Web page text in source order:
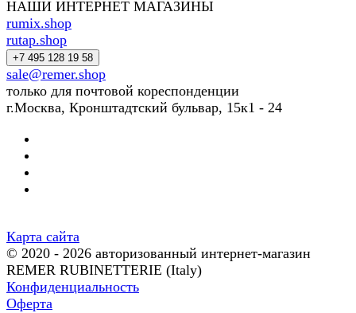
НАШИ ИНТЕРНЕТ МАГАЗИНЫ
rumix.shop
rutap.shop
+7 495 128 19 58
sale@remer.shop
только для почтовой кореспонденции
г.Москва, Кронштадтский бульвар, 15к1 - 24
Карта сайта
© 2020 - 2026 авторизованный интернет-магазин
REMER RUBINETTERIE (Italy)
Конфиденциальность
Оферта